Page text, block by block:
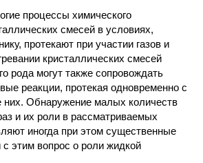
процессы химического
смесей в условиях,
протекают при участии газов и
кристаллических смесей
рода могут также сопровождать
реакции, протекая одновременно с
них. Обнаружение малых количеств
и их роли в рассматриваемых
иногда при этом существенные
с этим вопрос о роли жидкой